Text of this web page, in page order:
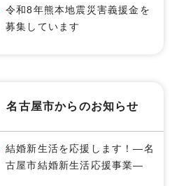
令和8年熊本地震災害義援金を
募集しています
名古屋市からのお知らせ
結婚新生活を応援します！―名
古屋市結婚新生活応援事業―